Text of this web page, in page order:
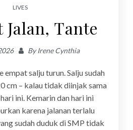
LIVES
Jalan, Tante
ByIrene Cynthia
empat salju turun. Salju sudah
cm – kalau tidak diinjak sama
ini. Kemarin dan hari ini
karena jalanan terlalu
sudah duduk di SMP tidak